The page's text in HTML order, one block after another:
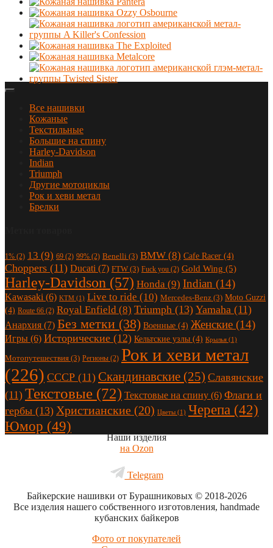
Все нашивки
Кожаные
Текстильные
Большие на спину
Harley-Davidson
Indian
Triumph
Другие мотоциклы
Рок и хеви метал
Брелки
1% (2) 13 (9) 69 (2) 99% (2) Benelli (3) BMW (8) Cafe Racer (4)
Choppers (11) Ducati (7) FTW (3) Fuck you (2) Gold Wing (5)
Harley-Davidson (57) Honda (9) Indian (14)
Kawasaki (6) KTM (1) Live to ride (10) Mercedes-Benz (3) Moto Guzzi
(4) Route 66 (2) Royal Enfield (8) Triumph (13) Yamaha (11)
Анархия (7) Без метки (38) Военные (4) Женские (14)
Игры (6) Исторические (12) Кельтские узлы (4) Крылья (1)
Мотопутешествия (3) Регионы (2) Рок и хеви метал
(226) СССР (11) Скандинавские (25) Славянские
(11) Текстовые (72) Текстовые на спину (6) Флаги и
гербы (13) Христианские (20) Цветы (1) Черепа (42)
Юмор (49)
Наши изделия
на Ozon
Telegram
Байкерские нашивки от Бурашниковых© 2018-2026
Все изделия нашего собственного изготовления, handmade
кубанских байкеров
Фото от покупателей